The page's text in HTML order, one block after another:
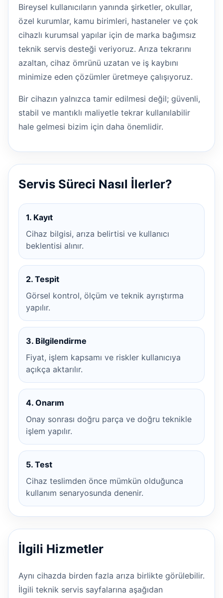
Bireysel kullanıcıların yanında şirketler, okullar,
özel kurumlar, kamu birimleri, hastaneler ve çok
cihazlı kurumsal yapılar için de marka bağımsız
teknik servis desteği veriyoruz. Arıza tekrarını
azaltan, cihaz ömrünü uzatan ve iş kaybını
minimize eden çözümler üretmeye çalışıyoruz.
Bir cihazın yalnızca tamir edilmesi değil; güvenli,
stabil ve mantıklı maliyetle tekrar kullanılabilir
hale gelmesi bizim için daha önemlidir.
Servis Süreci Nasıl İlerler?
1. Kayıt
Cihaz bilgisi, arıza belirtisi ve kullanıcı
beklentisi alınır.
2. Tespit
Görsel kontrol, ölçüm ve teknik ayrıştırma
yapılır.
3. Bilgilendirme
Fiyat, işlem kapsamı ve riskler kullanıcıya
açıkça aktarılır.
4. Onarım
Onay sonrası doğru parça ve doğru teknikle
işlem yapılır.
5. Test
Cihaz teslimden önce mümkün olduğunca
kullanım senaryosunda denenir.
İlgili Hizmetler
Aynı cihazda birden fazla arıza birlikte görülebilir.
İlgili teknik servis sayfalarına aşağıdan